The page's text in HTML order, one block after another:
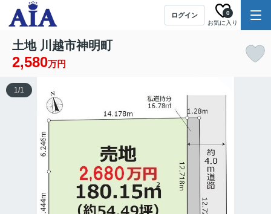
ログイン
お気に入り
0
土地 川越市神明町
2,580万円
1/1